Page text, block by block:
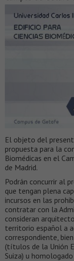
El objeto del
propuesta para la
Biomédicas en el
de Madrid.
Podrán concurrir al
que tengan plena
incursos en las
contratar con la
consideran
territorio español a
correspondiente,
(títulos de la Unión
Suiza) u